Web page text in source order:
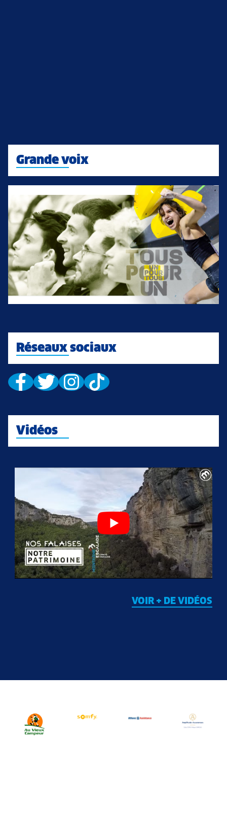
Grande voix
Réseaux sociaux
Vidéos
VOIR + DE VIDÉOS